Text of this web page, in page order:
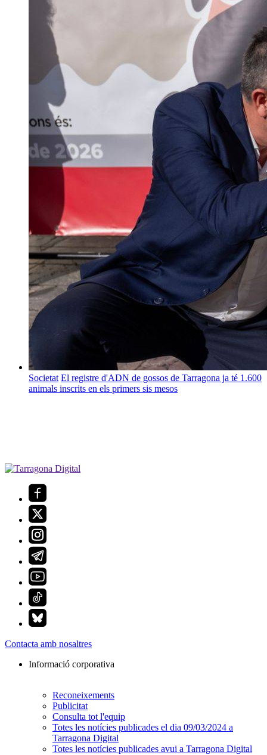
Societat El registre d'ADN de gossos de Tarragona ja té 1.600
animals inscrits en els primers sis mesos
Contacta amb nosaltres
Informació corporativa
Reconeixements
Publicitat
Consulta tot l'equip
Totes les notícies publicades el dia 09/03/2024 a
Tarragona Digital
Totes les notícies publicades avui a Tarragona Digital